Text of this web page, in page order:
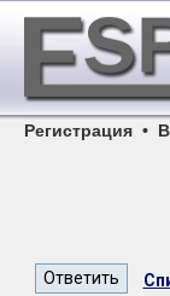
Регистрация •